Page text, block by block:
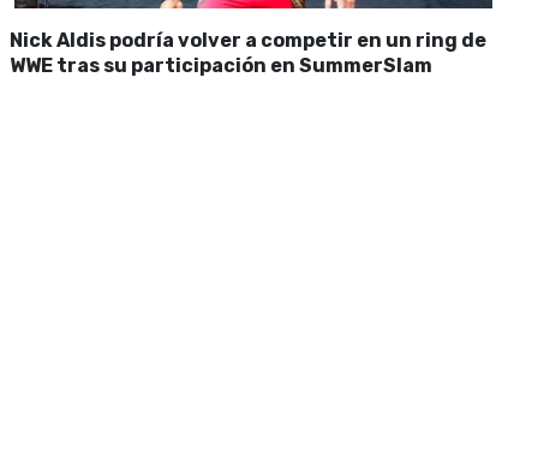
Nick Aldis podría volver a competir en un ring de
WWE tras su participación en SummerSlam